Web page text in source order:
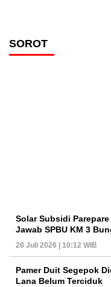
SOROT
Solar Subsidi
Jawab SPBU KM 3
28 Juli 2026 | 10:12 WIB
Pamer Duit Segepok
Lana Belum Terciduk